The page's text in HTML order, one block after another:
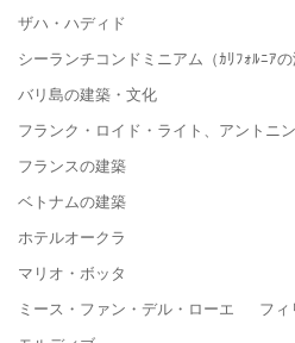
ザハ・ハディド
シーランチコンドミニアム（ｶﾘﾌｫﾙﾆｱ
バリ島の建築・文化
フランク・ロイド・ライト、アントニ
フランスの建築
ベトナムの建築
ホテルオークラ
マリオ・ボッタ
ミース・ファン・デル・ローエ フィ